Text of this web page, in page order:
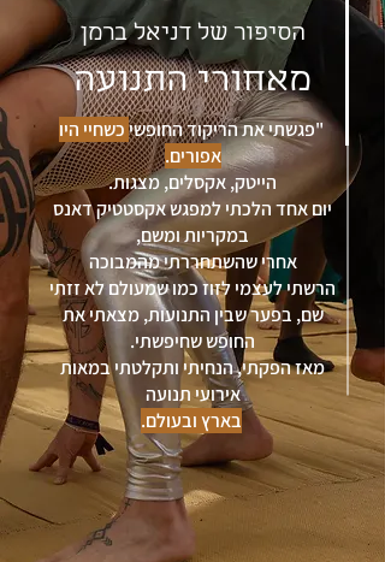
הסיפור של דניאל ברמן
מאחורי התנועה
"פגשתי את הריקוד החופשיכשחיי היו
אפורים.
הייטק, אקסלים, מצגות.
יום אחד הלכתי למפגש אקסטטיק דאנס
במקריות ומשם,
אחרי שהשתחררתי מהמבוכה
הרשתי לעצמי לזוז כמו שמעולם לא זזתי
שם, בפער שבין התנועות, מצאתי את
החופש שחיפשתי.
מאז הפקתי, הנחיתי ותקלטתי במאות
אירועי תנועה
בארץ ובעולם.